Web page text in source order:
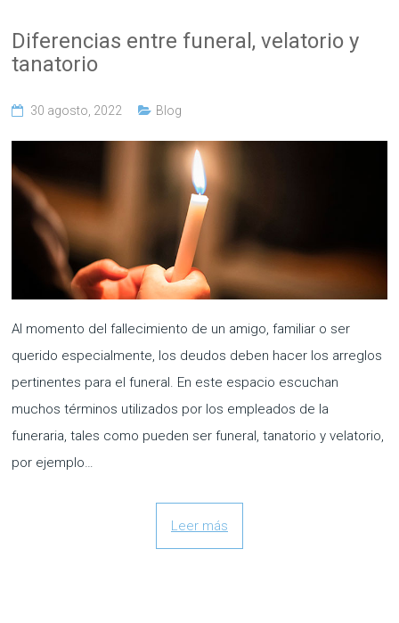
Diferencias entre funeral, velatorio y
tanatorio
30 agosto, 2022 Blog
Al momento del fallecimiento de un amigo, familiar o ser
querido especialmente, los deudos deben hacer los arreglos
pertinentes para el funeral. En este espacio escuchan
muchos términos utilizados por los empleados de la
funeraria, tales como pueden ser funeral, tanatorio y velatorio,
por ejemplo…
Leer más